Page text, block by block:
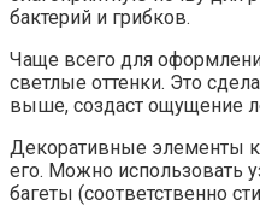
бактерий и грибков.
Чаще всего для
светлые оттенки. Это
выше, создаст ощущение
Декоративные элементы
его. Можно использовать
багеты (соответственно